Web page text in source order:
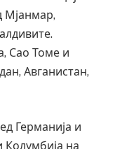
Мјанмар,
Сао Томе и
Авганистан,
Германија и
Колумбија на